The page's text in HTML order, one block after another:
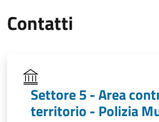
Contatti
Settore 5 - Area
territorio - Polizia